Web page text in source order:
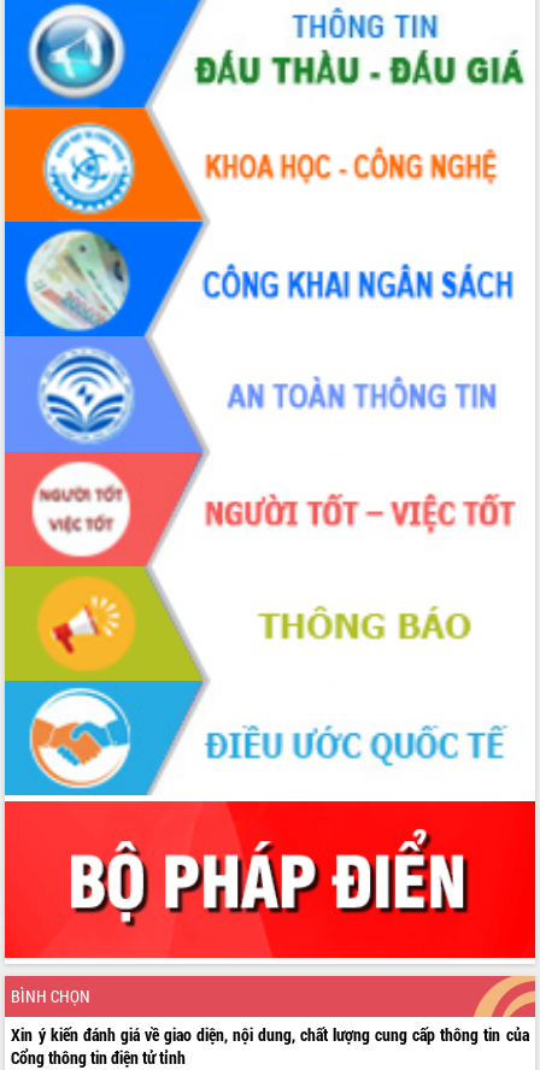
BÌNH CHỌN
Xin ý kiến đánh giá về giao diện, nội dung, chất lượng cung cấp thông tin của
Cổng thông tin điện tử tỉnh